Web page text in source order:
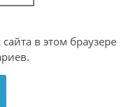
в этом браузере